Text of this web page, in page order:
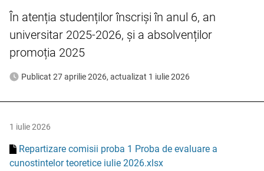
În atenția studenților înscriși în anul 6, an
universitar 2025-2026, și a absolvenților
promoția 2025
Publicat 27 aprilie 2026, actualizat 1 iulie 2026
1 iulie 2026
Repartizare comisii proba 1 Proba de evaluare a
cunostintelor teoretice iulie 2026.xlsx